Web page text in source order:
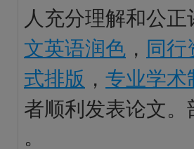
人充分理解和公
文英语润色 ， 同行
式排版 ， 专业学术
者顺利发表论文
。